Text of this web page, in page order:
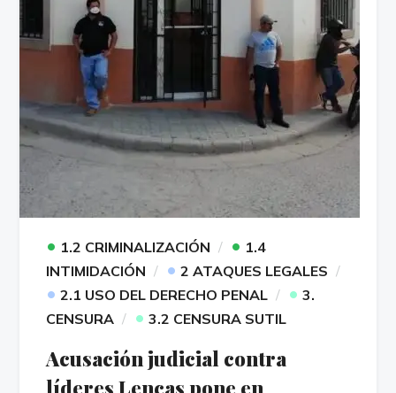
• 1.2 CRIMINALIZACIÓN • 1.4
INTIMIDACIÓN
• 2 ATAQUES LEGALES
• 2.1 USO DEL DERECHO PENAL • 3.
CENSURA
• 3.2 CENSURA SUTIL
Acusación judicial contra